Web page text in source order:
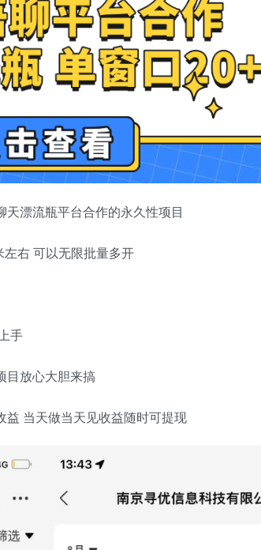
漂流瓶平台合作的永久性项目
右 可以无限批量多开
手
目放心大胆来搞
当天做当天见收益随时可提现